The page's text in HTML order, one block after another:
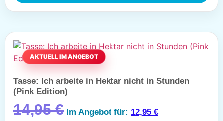
Tasse: Ich arbeite in Hektar nicht in Stunden
(Pink Edition)
14,95€ Im Angebot für: 12,95 €